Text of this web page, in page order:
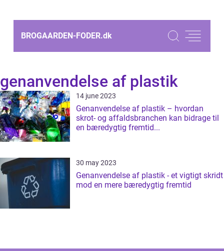
BROGAARDEN-FODER.dk
genanvendelse af plastik
14 june 2023
Genanvendelse af plastik – hvordan
skrot- og affaldsbranchen kan bidrage til
en bæredygtig fremtid...
30 may 2023
Genanvendelse af plastik - et vigtigt skridt
mod en mere bæredygtig fremtid